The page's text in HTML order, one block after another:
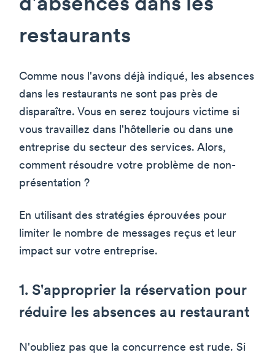
d'absences dans les
restaurants
Comme nous l'avons déjà indiqué, les absences
dans les restaurants ne sont pas près de
disparaître. Vous en serez toujours victime si
vous travaillez dans l'hôtellerie ou dans une
entreprise du secteur des services. Alors,
comment résoudre votre problème de non-
présentation ?
En utilisant des stratégies éprouvées pour
limiter le nombre de messages reçus et leur
impact sur votre entreprise.
1. S'approprier la réservation pour
réduire les absences au restaurant
N'oubliez pas que la concurrence est rude. Si